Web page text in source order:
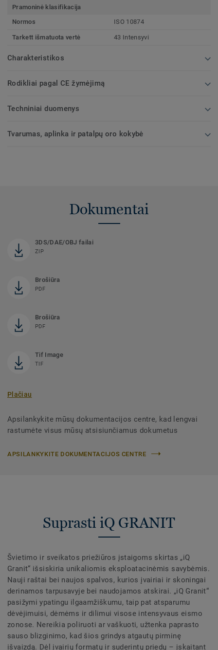
Pramoninė klasifikacija
Normos
ISO 10874
Tarkett išmatuota vertė 43 Intensyvi
Charakteristikos
Rodikliai pagal CE žymėjimą
Techniniai duomenys
Tvarumas, aplinka ir patalpų oro kokybė
Dokumentai
3DS/DAE/OBJ failai
ZIP
Brošiūra
PDF
Brošiūra
PDF
Tif Image
TIF
Plačiau
Apsilankykite mūsų dokumentacijos centre, kad lengvai
rastumėte visus mūsų atsisiunčiamus dokumetus
APSILANKYKITE DOKUMENTACIJOS CENTRE
Suprasti iQ GRANIT
Švietimo ir sveikatos priežiūros įstaigoms skirtas „iQ
Granit“ išsiskiria unikaliomis eksploatacinėmis savybėmis.
Nauji raštai bei naujos spalvos, kurios įvairiai ir skoningai
derinamos tarpusavyje bei naudojamos atskirai. „iQ Granit“
pasižymi ypatingu ilgaamžiškumu, taip pat atsparumu
dėvėjimuisi, dėmėms ir dilimui visose intensyvaus eismo
zonose. Nereikia poliruoti ar vaškuoti, užtenka paprasto
sauso blizginimo, kad šios grindys atgautų pirminę
išvaizdą. Dėl įvairių formatų ir suderintų priedų – įskaitant